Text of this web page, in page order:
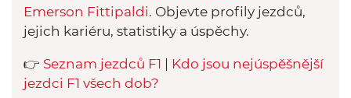
Emerson Fittipaldi. Objevte profily jezdců,
jejich kariéru, statistiky a úspěchy.
👉 Seznam jezdců F1
Kdo jsou nejúspěšnější
jezdci F1 všech dob?